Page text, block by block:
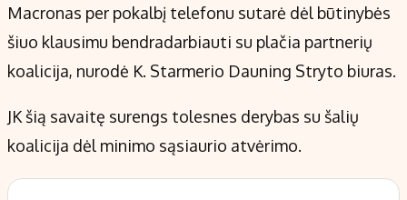
Macronas per pokalbį telefonu sutarė dėl būtinybės
šiuo klausimu bendradarbiauti su plačia partnerių
koalicija, nurodė K. Starmerio Dauning Stryto biuras.
JK šią savaitę surengs tolesnes derybas su šalių
koalicija dėl minimo sąsiaurio atvėrimo.